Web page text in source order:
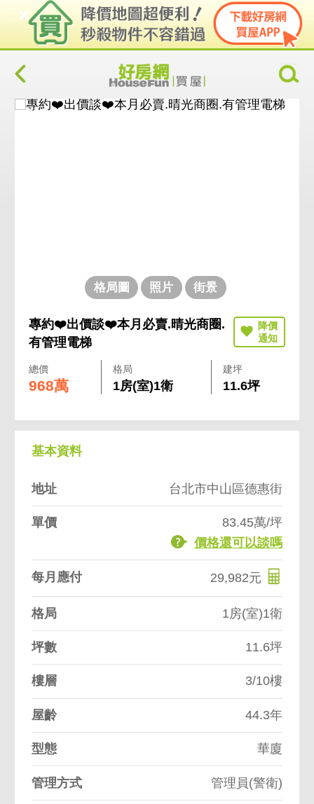
格局圖 照片 街景
專約❤️出價談❤️本月必賣.晴光商圈.
有管理電梯
總價
968萬
格局
1房(室)1衛
建坪
11.6坪
基本資料
地址 台北市中山區德惠街
單價
83.45萬/坪
價格還可以談嗎
每月應付 29,982元
格局 1房(室)1衛
坪數 11.6坪
樓層 3/10樓
屋齡 44.3年
型態 華廈
管理方式 管理員(警衛)